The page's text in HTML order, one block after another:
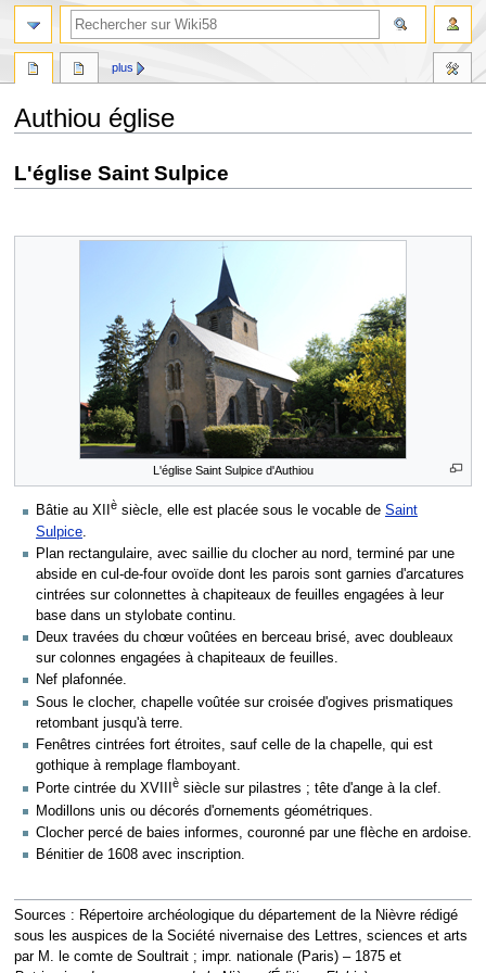
Authiou église
à
à
L'église Saint Sulpice
L'église Saint Sulpice d'Authiou
Bâtie au XII è siècle, elle est placée sous le vocable de Saint
Sulpice
Plan rectangulaire, avec saillie du clocher au nord, terminé par une
abside en cul-de-four ovoïde dont les parois sont garnies d'arcatures
cintrées sur colonnettes à chapiteaux de feuilles engagées à leur
base dans un stylobate continu.
Deux travées du chœur voûtées en berceau brisé, avec doubleaux
sur colonnes engagées à chapiteaux de feuilles.
Nef plafonnée.
Sous le clocher, chapelle voûtée sur croisée d'ogives prismatiques
retombant jusqu'à terre.
Fenêtres cintrées fort étroites, sauf celle de la chapelle, qui est
gothique à remplage flamboyant.
Porte cintrée du XVIII è siècle sur pilastres ; tête d'ange à la clef.
Modillons unis ou décorés d'ornements géométriques.
Clocher percé de baies informes, couronné par une flèche en ardoise.
Bénitier de 1608 avec inscription.
Sources : Répertoire archéologique du département de la Nièvre rédigé
sous les auspices de la Société nivernaise des Lettres, sciences et arts
par M. le comte de Soultrait ; impr. nationale (Paris) – 1875 et
plus